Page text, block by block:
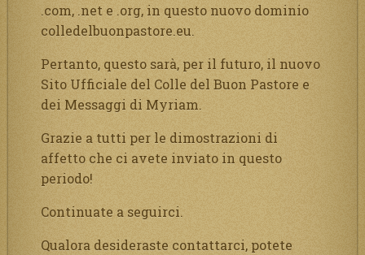
.com, .net e .org, in questo nuovo dominio
colledelbuonpastore.eu.
Pertanto, questo sarà, per il futuro, il nuovo
Sito Ufficiale del Colle del Buon Pastore e
dei Messaggi di Myriam.
Grazie a tutti per le dimostrazioni di
affetto che ci avete inviato in questo
periodo!
Continuate a seguirci.
Qualora desideraste contattarci, potete